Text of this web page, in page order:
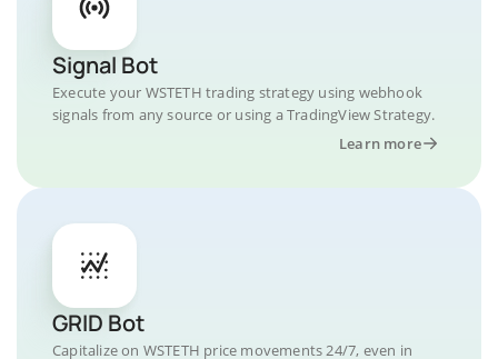
Signal Bot
Execute your WSTETH trading strategy using webhook
signals from any source or using a TradingView Strategy.
Learn more
GRID Bot
Capitalize on WSTETH price movements 24/7, even in